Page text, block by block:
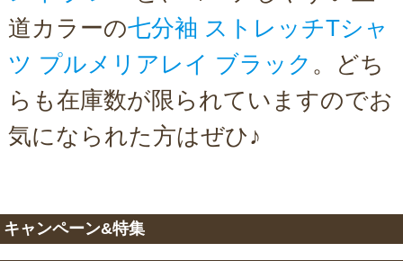
道カラーの七分袖 ストレッチTシャ
ツ プルメリアレイ ブラック 。どち
らも在庫数が限られていますのでお
気になられた方はぜひ♪
キャンペーン&特集